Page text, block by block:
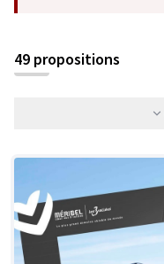
49 propositions